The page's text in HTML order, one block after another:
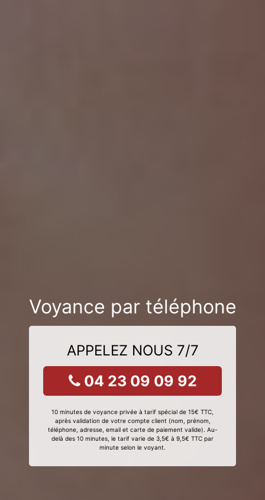
Voyance par téléphone
APPELEZ NOUS 7/7
04 23 09 09 92
10 minutes de voyance privée à tarif spécial de 15€ TTC,
après validation de votre compte client (nom, prénom,
téléphone, adresse, email et carte de paiement valide). Au-
delà des 10 minutes, le tarif varie de 3,5€ à 9,5€ TTC par
minute selon le voyant.